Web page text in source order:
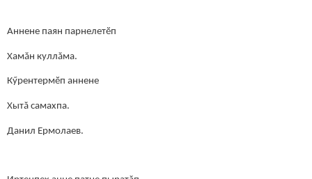
Аннене паян парнелетӗп
Хамăн куллăма.
Кӳрентермӗп аннене
Хытă самахпа.
Данил Ермолаев.